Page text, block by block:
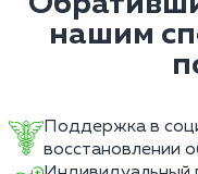
нашим
Поддержка в
восстановлении